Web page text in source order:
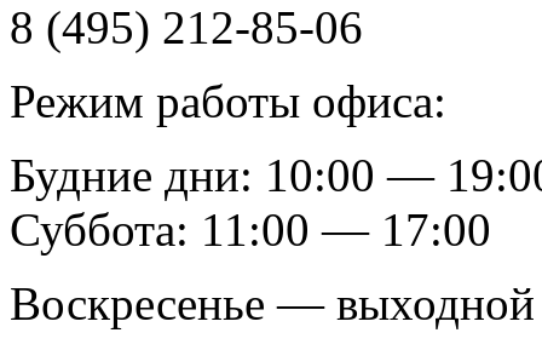
8 (495) 212-85-06
Режим работы офиса:
Будние дни: 10:00 —
Суббота: 11:00 — 17:00
Воскресенье — выходной